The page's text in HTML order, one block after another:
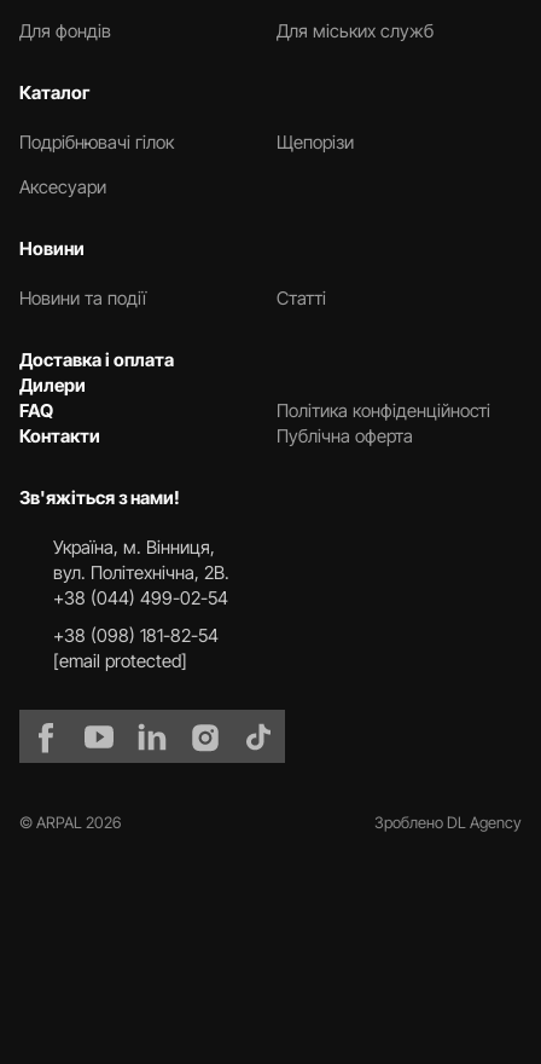
Для фондів Для міських служб
Каталог
Подрібнювачі гілок
Щепорізи
Аксесуари
Новини
Новини та події Статті
Доставка і оплата
Дилери
FAQ
Контакти
Політика конфіденційності
Публічна оферта
Зв'яжіться з нами!
Українa, м. Вінниця,
вул. Політехнічна, 2В.
+38 (044) 499-02-54
+38 (098) 181-82-54
[email protected]
© ARPAL 2026 Зроблено DL Agency